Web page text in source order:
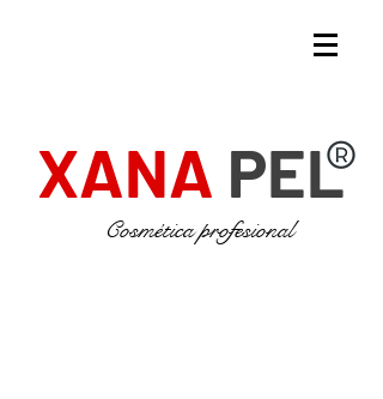
XANA PEL
Cosmética profesional